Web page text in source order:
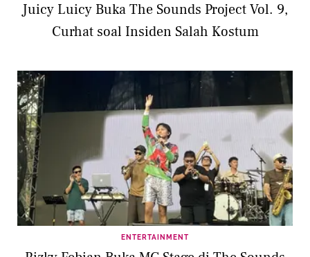
Juicy Luicy Buka The Sounds Project Vol. 9,
Curhat soal Insiden Salah Kostum
ENTERTAINMENT